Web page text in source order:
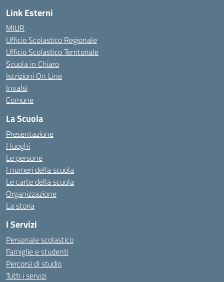
Link Esterni
MIUR
Ufficio Scolastico Regionale
Ufficio Scolastico Territoriale
Scuola in Chiaro
Iscrizioni On Line
Invalsi
Comune
La Scuola
Presentazione
I luoghi
Le persone
I numeri della scuola
Le carte della scuola
Organizzazione
La storia
I Servizi
Personale scolastico
Famiglie e studenti
Percorsi di studio
Tutti i servizi